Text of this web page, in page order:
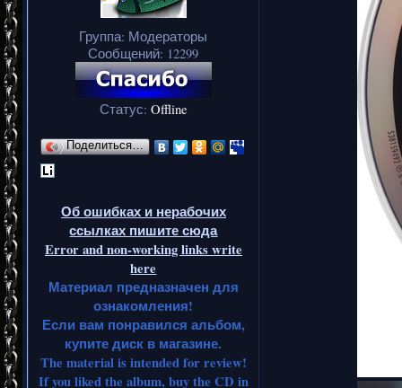
Группа: Модераторы
Сообщений: 12299
Статус: Offline
Поделиться…
Об ошибках и нерабочих
ссылках пишите сюда
Error and non-working links write
here
Материал предназначен для
ознакомления!
Если вам понравился альбом,
купите диск в магазине.
The material is intended for review!
If you liked the album, buy the CD in